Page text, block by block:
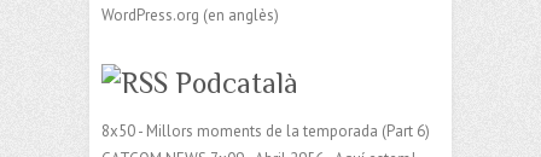
WordPress.org (en anglès)
Podcatalà
8x50 - Millors moments de la temporada (Part 6)